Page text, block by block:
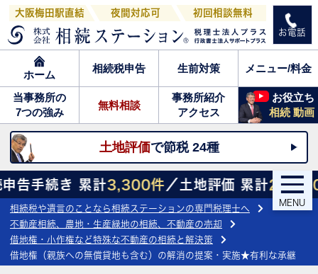
お電話
大阪梅田駅直結 夜間対応可 初回相談無料
MENU
ホーム
相続税申告 生前対策
当事務所の
7つの強み
メニュー/料金
無料相談
事務所紹介
アクセス
お役立ち
相続 動画
土地評価で節税 24種
き 累計3,300件／土地評価 累計27,800件／
相続税や遺言のことなら相続ステーションの専門税理士へ
不動産相続、農地・生産緑地の相続、不動産の売却
借地権・小作権など特殊な不動産の相続と解決策
借地権（親族への無償貸地も含む）の解消の提案・実施★有利な承継